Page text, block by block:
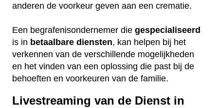
anderen de voorkeur geven aan een crematie.
Een begrafenisondernemer die gespecialiseerd
is in betaalbare diensten, kan helpen bij het
verkennen van de verschillende mogelijkheden
en het vinden van een oplossing die past bij de
behoeften en voorkeuren van de familie.
Livestreaming van de Dienst in